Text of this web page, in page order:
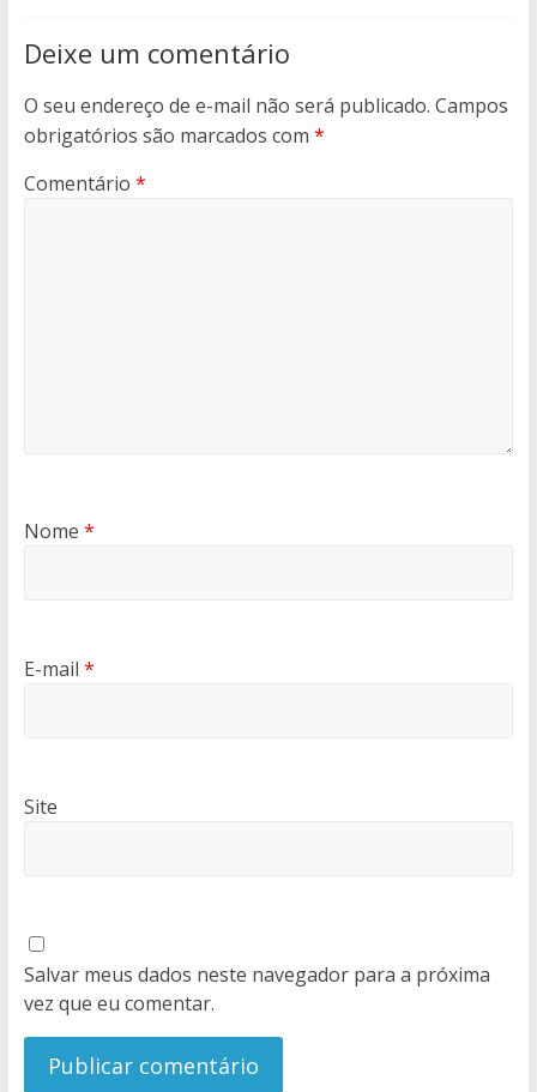
Deixe um comentário
O seu endereço de e-mail não será publicado. Campos
obrigatórios são marcados com *
Comentário *
Nome *
E-mail *
Site
Salvar meus dados neste navegador para a próxima
vez que eu comentar.